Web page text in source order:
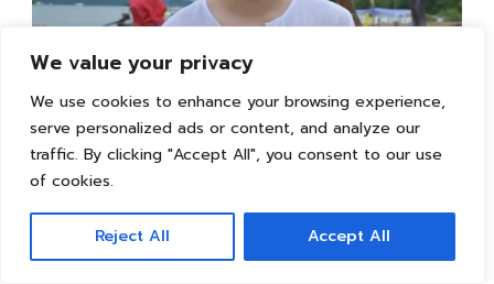
We value your privacy
We use cookies to enhance your browsing experience,
serve personalized ads or content, and analyze our
traffic. By clicking "Accept All", you consent to our use
of cookies.
Reject All Accept All
หรือจะเป็นไอหนุ่มชาวเล